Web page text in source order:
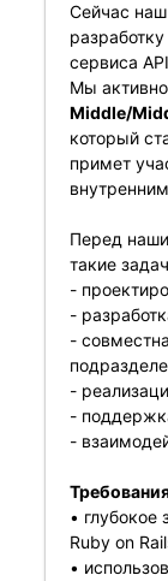
Сейчас наш
сервиса
Мы
Middle/
который
примет
Перед
такие
-
-
-
-
-
-
• глубокое
Ruby on
•